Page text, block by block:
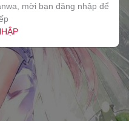
mời bạn đăng nhập để